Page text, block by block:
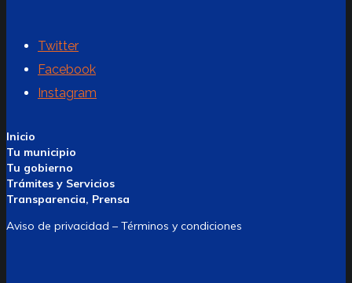
Twitter
Facebook
Instagram
Inicio
Tu municipio
Tu gobierno
Trámites y Servicios
Transparencia, Prensa
Aviso de privacidad – Términos y condiciones